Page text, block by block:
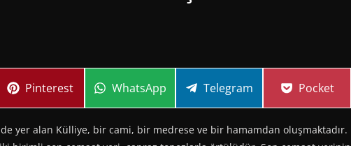
Share
Pinterest Share
WhatsApp Share
Telegram Share
Pocket
yer alan Külliye, bir cami, bir medrese ve bir hamamdan oluşmaktadır.